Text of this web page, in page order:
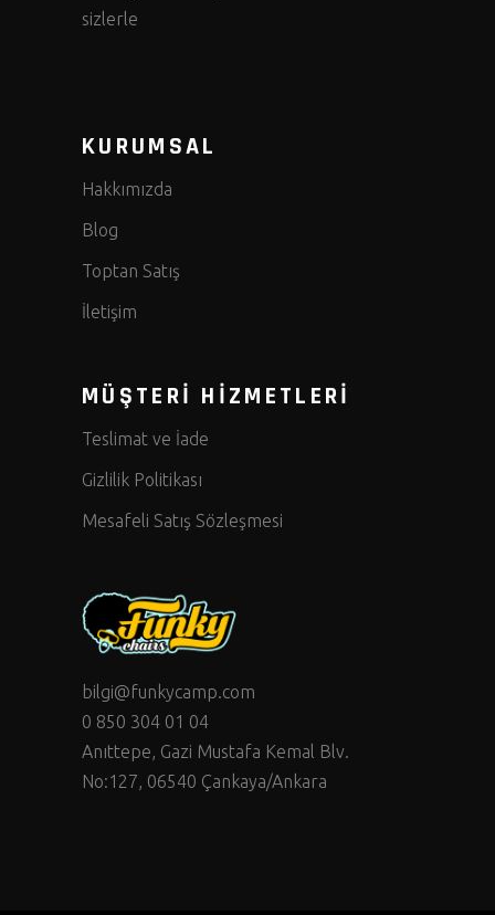
sizlerle
KURUMSAL
Hakkımızda
Blog
Toptan Satış
İletişim
MÜŞTERİ HİZMETLERİ
Teslimat ve İade
Gizlilik Politikası
Mesafeli Satış Sözleşmesi
bilgi@funkycamp.com
0 850 304 01 04
Anıttepe, Gazi Mustafa Kemal Blv.
No:127, 06540 Çankaya/Ankara